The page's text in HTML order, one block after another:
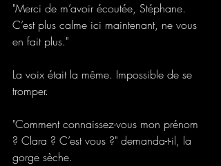
"Merci de m’avoir écoutée, Stéphane.
C’est plus calme ici maintenant, ne vous
en fait plus."
La voix était la même. Impossible de se
tromper.
"Comment connaissez-vous mon prénom
? Clara ? C’est vous ?" demanda-t-il, la
gorge sèche.